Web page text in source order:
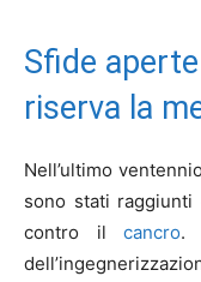
Sfide
riserva la
Nell’ultimo
sono stati
contro ilcancro.